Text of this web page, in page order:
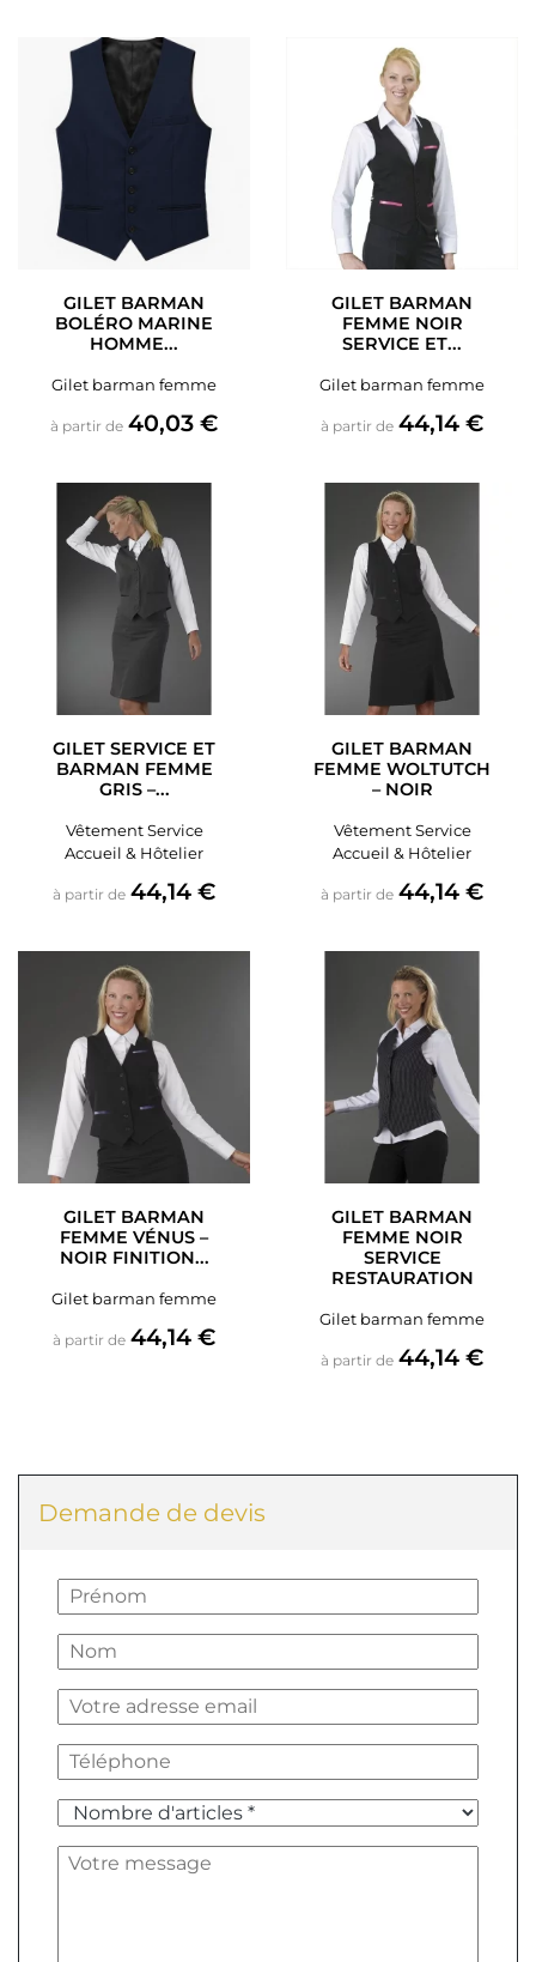
GILET BARMAN
BOLÉRO MARINE
HOMME...
Gilet barman femme
à partir de Prix
40,03 €
GILET BARMAN
FEMME NOIR
SERVICE ET...
Gilet barman femme
à partir de Prix
44,14 €
GILET SERVICE ET
BARMAN FEMME
GRIS –...
Vêtement Service
Accueil & Hôtelier
à partir de Prix
44,14 €
GILET BARMAN
FEMME WOLTUTCH
– NOIR
Vêtement Service
Accueil & Hôtelier
à partir de Prix
44,14 €
GILET BARMAN
FEMME VÉNUS –
NOIR FINITION...
Gilet barman femme
à partir de Prix
44,14 €
GILET BARMAN
FEMME NOIR
SERVICE
RESTAURATION
Gilet barman femme
à partir de Prix
44,14 €
Demande de devis